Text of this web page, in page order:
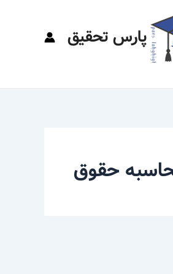
پارس تحقیق
حقوق